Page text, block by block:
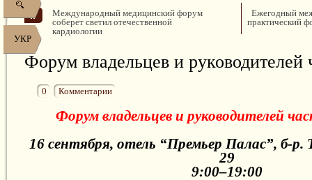
УКР
Международный медицинский форум
соберет светил отечественной
кардиологии
Ежегодный
практический
Форум владельцев и руководителей
0 Комментарии
Форум владельцев и руководителей
16 сентября, отель “Премьер Палас”, б-р.
29
9:00–19:00